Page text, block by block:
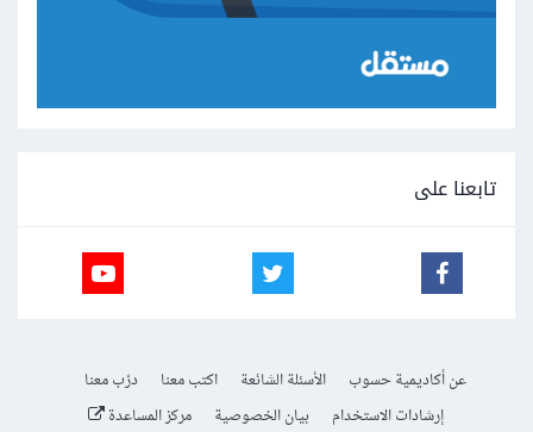
تابعنا على
عن أكاديمية حسوب الأسئلة الشائعة اكتب معنا
درّب معنا
إرشادات الاستخدام
بيان الخصوصية مركز المساعدة